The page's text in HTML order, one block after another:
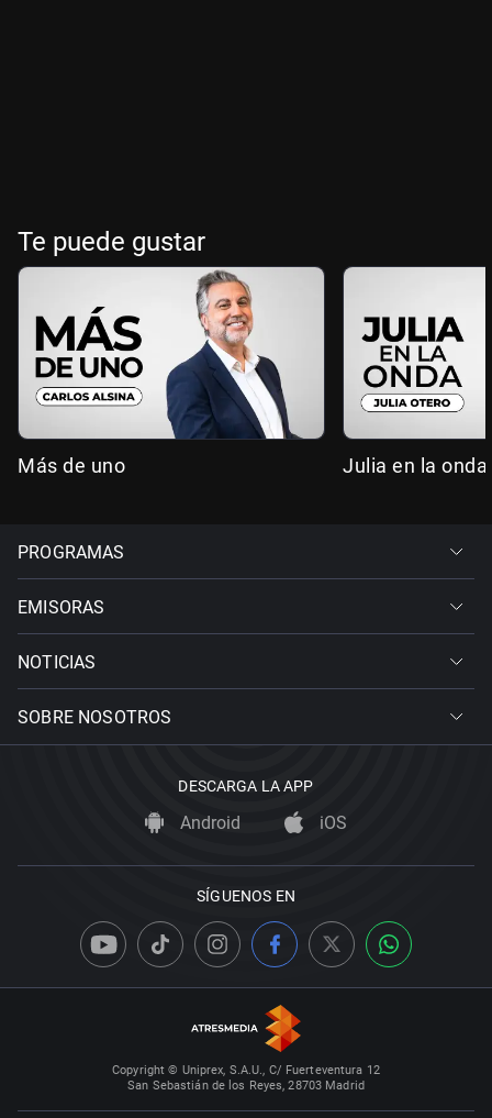
Te puede gustar
Más de uno Julia en la onda
PROGRAMAS
EMISORAS
NOTICIAS
SOBRE NOSOTROS
DESCARGA LA APP
Android iOS
SÍGUENOS EN
Copyright © Uniprex, S.A.U., C/ Fuerteventura 12
San Sebastián de los Reyes, 28703 Madrid